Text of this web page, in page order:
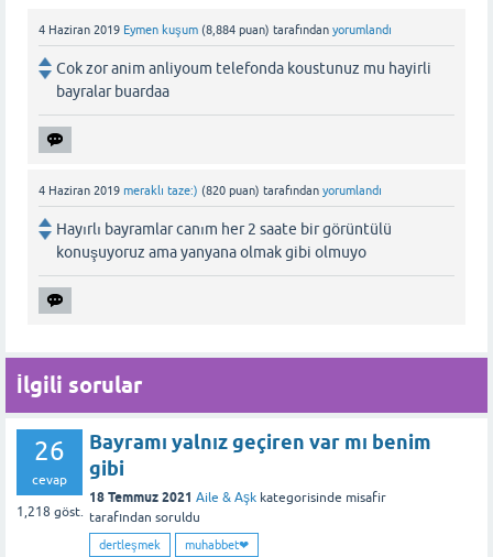
4 Haziran 2019 Eymen kuşum (8,884 puan) tarafından yorumlandı
Cok zor anim anliyoum telefonda koustunuz mu hayirli
bayralar buardaa
4 Haziran 2019 meraklı taze:) (820 puan) tarafından yorumlandı
Hayırlı bayramlar canım her 2 saate bir görüntülü
konuşuyoruz ama yanyana olmak gibi olmuyo
İlgili sorular
26
cevap
1,218 göst.
Bayramı yalnız geçiren var mı benim
gibi
18 Temmuz 2021 Aile & Aşk kategorisinde misafir
tarafından soruldu
dertleşmek muhabbet❤